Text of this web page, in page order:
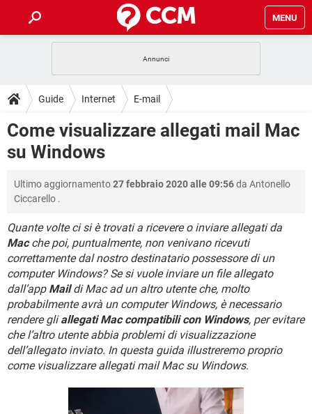
MENU
INTRATTENIMENTO ANDROID
iOS WINDOWS 10
INSTAGRAM
HARDWARE
GUIDE
COVID-19 GAMING
INTRATTENIMENTO ANDROID
INSTAGRAM WHATSAPP
HARDWARE
DOWNLOAD
COVID-19
iOS
INSTAGRAM WHATSAPP
TIKTOK FACEBOOK
HARDWARE
FORUM
COVID-19 GAMING
iOS WINDOWS 10
INSTAGRAM WHATSAPP
TIKTOK FACEBOOK
HARDWARE
GLOSSARIO
COVID-19 GAMING
INTRATTENIMENTO ANDROID
iOS WINDOWS 10
INSTAGRAM WHATSAPP
TIKTOK FACEBOOK
HARDWARE
Guide Internet E-mail
Come visualizzare allegati mail Mac
su Windows
Ultimo aggiornamento27 febbraio 2020 alle 09:56da Antonello
Ciccarello .
Quante volte ci si è trovati a ricevere o inviare allegati da
Macche poi, puntualmente, non venivano ricevuti
correttamente dal nostro destinatario possessore di un
computer Windows? Se si vuole inviare un file allegato
dall’app Maildi Mac ad un altro utente che, molto
probabilmente avrà un computer Windows, è necessario
rendere gliallegati Mac compatibili con Windows, per evitare
che l’altro utente abbia problemi di visualizzazione
dell’allegato inviato. In questa guida illustreremo proprio
come visualizzare allegati mail Mac su Windows.